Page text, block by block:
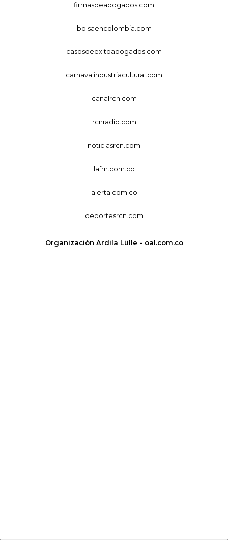
firmasdeabogados.com
bolsaencolombia.com
casosdeexitoabogados.com
carnavalindustriacultural.com
canalrcn.com
rcnradio.com
noticiasrcn.com
lafm.com.co
alerta.com.co
deportesrcn.com
Organización Ardila Lülle - oal.com.co